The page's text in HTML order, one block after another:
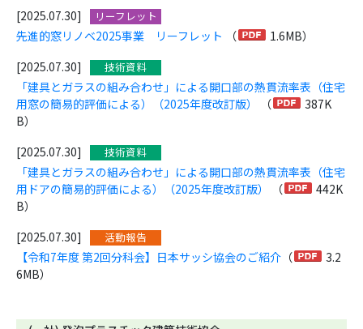
[2025.07.30] リーフレット
先進的窓リノベ2025事業 リーフレット （
1.6MB）
[2025.07.30]
技術資料
「建具とガラスの組み合わせ」による開口部の熱貫流率表（住宅
用窓の簡易的評価による）（2025年度改訂版）
（
387K
B）
[2025.07.30]
技術資料
「建具とガラスの組み合わせ」による開口部の熱貫流率表（住宅
用ドアの簡易的評価による）（2025年度改訂版）
（
442K
B）
[2025.07.30]
活動報告
【令和7年度 第2回分科会】日本サッシ協会のご紹介 （
3.2
6MB）